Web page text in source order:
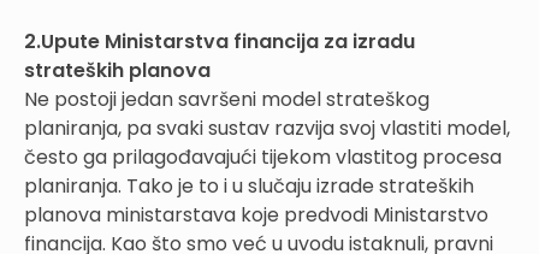
2.Upute Ministarstva financija za izradu
strateških planova
Ne postoji jedan savršeni model strateškog
planiranja, pa svaki sustav razvija svoj vlastiti model,
često ga prilagođavajući tijekom vlastitog procesa
planiranja. Tako je to i u slučaju izrade strateških
planova ministarstava koje predvodi Ministarstvo
financija. Kao što smo već u uvodu istaknuli, pravni